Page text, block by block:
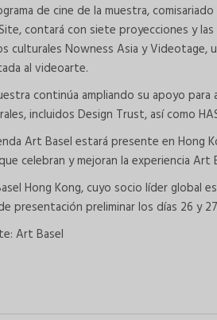
de cine de la muestra,
contará con siete proyecciones y
culturales Nowness Asia y Videotage,
al videoarte.
continúa ampliando su apoyo
incluidos Design Trust, así como
Art Basel estará presente en Hong
celebran y mejoran la experiencia Art
Hong Kong, cuyo socio líder global
presentación preliminar los días 26 y
Art Basel